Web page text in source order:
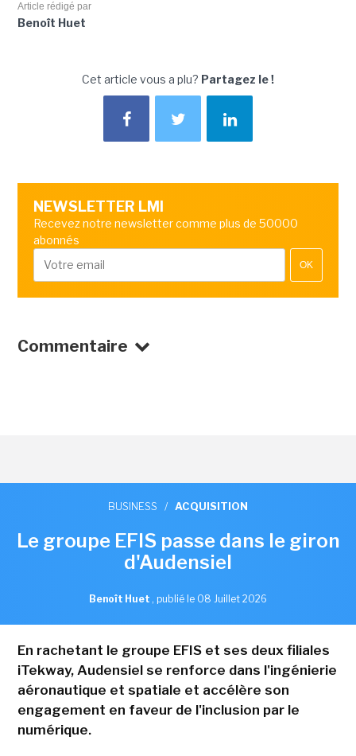
Article rédigé par
Benoît Huet
Cet article vous a plu? Partagez le !
NEWSLETTER LMI
Recevez notre newsletter comme plus de 50000
abonnés
OK
Commentaire
BUSINESS / ACQUISITION
Le groupe EFIS passe dans le giron
d'Audensiel
Benoît Huet , publié le 08 Juillet 2026
En rachetant le groupe EFIS et ses deux filiales
iTekway, Audensiel se renforce dans l'ingénierie
aéronautique et spatiale et accélère son
engagement en faveur de l'inclusion par le
numérique.